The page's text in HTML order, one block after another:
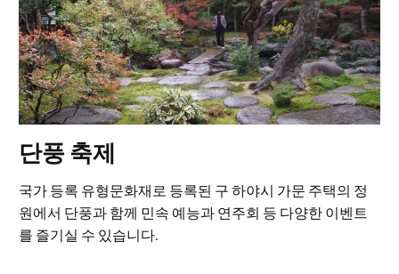
단풍 축제
국가 등록 유형문화재로 등록된 구 하야시 가문 주택의 정
원에서 단풍과 함께 민속 예능과 연주회 등 다양한 이벤트
를 즐기실 수 있습니다.